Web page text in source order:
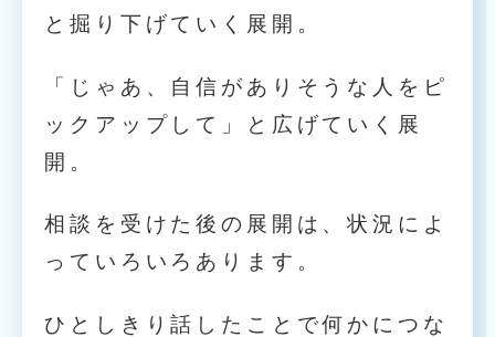
と掘り下げていく展開。
「じゃあ、自信がありそうな人をピ
ックアップして」と広げていく展
開。
相談を受けた後の展開は、状況によ
っていろいろあります。
ひとしきり話したことで何かにつな